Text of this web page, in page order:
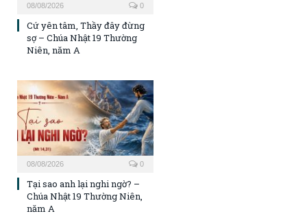
08/08/2026 0
Cứ yên tâm, Thầy đây đừng
sợ – Chúa Nhật 19 Thường
Niên, năm A
08/08/2026 0
Tại sao anh lại nghi ngờ? –
Chúa Nhật 19 Thường Niên,
năm A